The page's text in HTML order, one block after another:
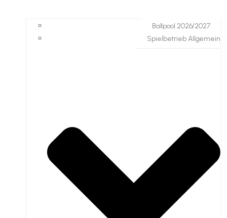
Ballpool 2026/2027
Spielbetrieb Allgemein